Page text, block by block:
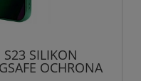
SILIKON
OCHRONA